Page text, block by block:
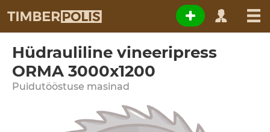
Hüdrauliline vineeripress
ORMA 3000x1200
Puidutööstuse masinad